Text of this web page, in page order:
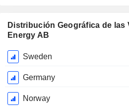
Distribución Geográfica de las
Energy AB
Período
fiscal:
Diciembre
Sweden
Germany
Norway